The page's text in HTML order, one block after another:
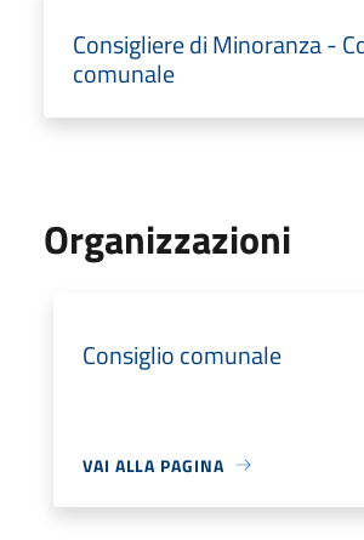
Consigliere di Minoranza -
comunale
Organizzazioni
Consiglio comunale
VAI ALLA PAGINA